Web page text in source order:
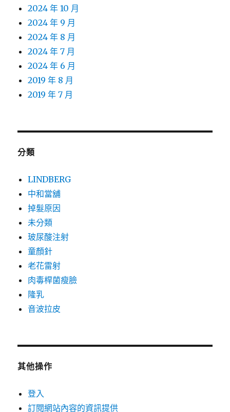
2024 年 10 月
2024 年 9 月
2024 年 8 月
2024 年 7 月
2024 年 6 月
2019 年 8 月
2019 年 7 月
分類
LINDBERG
中和當舖
掉髮原因
未分類
玻尿酸注射
童顏針
老花雷射
肉毒桿菌瘦臉
隆乳
音波拉皮
其他操作
登入
訂閱網站內容的資訊提供